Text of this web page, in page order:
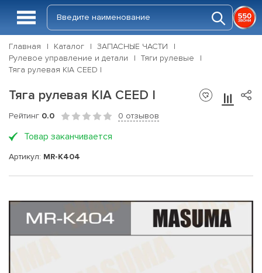
Главная Каталог
ЗАПАСНЫЕ ЧАСТИ
Рулевое управление и детали
Тяги рулевые
Тяга рулевая KIA CEED I
Тяга рулевая KIA CEED I
Рейтинг 0.0 0 отзывов
Товар заканчивается
Артикул: MR-K404